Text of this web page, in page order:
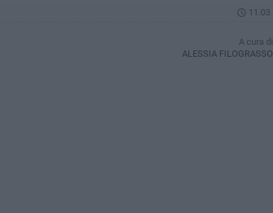
11.03
A cura di
ALESSIA FILOGRASSO